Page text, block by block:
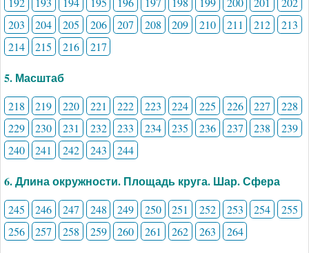
203
204 205 206 207 208 209 210 211 212
213
214
215 216 217
5. Масштаб
218 219 220 221 222 223 224 225 226 227
228
229
230 231 232 233 234 235 236 237 238
239
240
241 242 243 244
6. Длина окружности. Площадь круга. Шар. Сфера
245 246 247 248 249 250 251 252 253 254
255
256
257 258 259 260 261 262 263 264